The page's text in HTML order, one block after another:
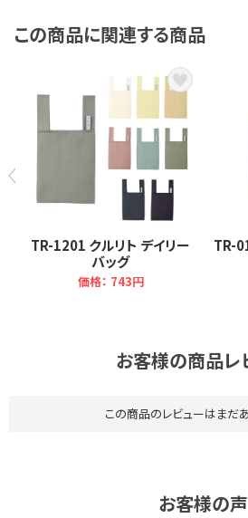
この商品に関連する商品
TR-1201 クルリト デイリー
バッグ
価格： 743円
TR-
お客様の商品レ
この商品のレビューはまだ
お客様の声